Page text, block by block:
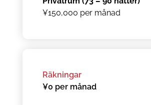
¥150,000 per månad
Räkningar
¥0 per månad